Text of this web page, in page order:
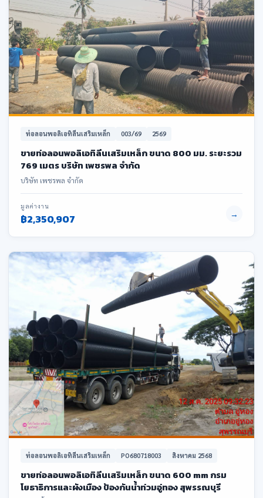
ท่อลอนพอลิเอทิลีนเสริมเหล็ก 003/69 2569
ขายท่อลอนพอลิเอทิลีนเสริมเหล็ก ขนาด 800 มม. ระยะรวม
769 เมตร บริษัท เพชรพล จำกัด
บริษัท เพชรพล จำกัด
มูลค่างาน
฿2,350,907 →
ท่อลอนพอลิเอทิลีนเสริมเหล็ก PO680718003 สิงหาคม 2568
ขายท่อลอนพอลิเอทิลีนเสริมเหล็ก ขนาด 600 mm กรม
โยธาธิการและผังเมือง ป้องกันน้ำท่วมอู่ทอง สุพรรณบุรี